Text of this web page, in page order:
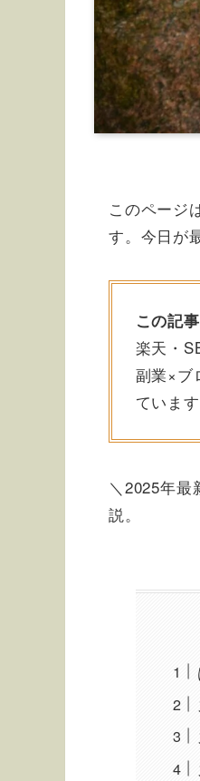
このページは
す。今日が
この記
楽天・
副業×ブ
ています
＼2025年最
説。